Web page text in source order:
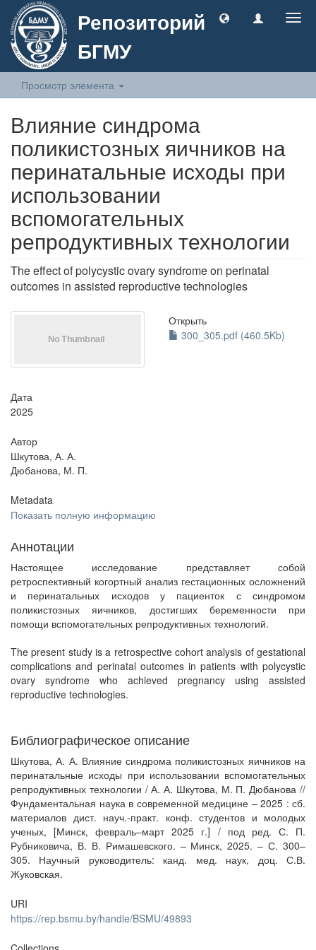
Репозиторий
БГМУ
Просмотр элемента
Влияние синдрома
поликистозных яичников на
перинатальные исходы при
использовании
вспомогательных
репродуктивных технологии
The effect of polycystic ovary syndrome on perinatal
outcomes in assisted reproductive technologies
Открыть
300_305.pdf (460.5Kb)
Дата
2025
Автор
Шкутова, А. А.
Дюбанова, М. П.
Metadata
Показать полную информацию
Аннотации
Настоящее исследование представляет собой
ретроспективный когортный анализ гестационных осложнений
и перинатальных исходов у пациенток с синдромом
поликистозных яичников, достигших беременности при
помощи вспомогательных репродуктивных технологий.
The present study is a retrospective cohort analysis of gestational
complications and perinatal outcomes in patients with polycystic
ovary syndrome who achieved pregnancy using assisted
reproductive technologies.
Библиографическое описание
Шкутова, А. А. Влияние синдрома поликистозных яичников на
перинатальные исходы при использовании вспомогательных
репродуктивных технологии / А. А. Шкутова, М. П. Дюбанова //
Фундаментальная наука в современной медицине – 2025 : сб.
материалов дист. науч.-практ. конф. студентов и молодых
ученых, [Минск, февраль–март 2025 г.] / под ред. С. П.
Рубниковича, В. В. Римашевского. – Минск, 2025. – С. 300–
305. Научный руководитель: канд. мед. наук, доц. С.В.
Жуковская.
URI
https://rep.bsmu.by/handle/BSMU/49893